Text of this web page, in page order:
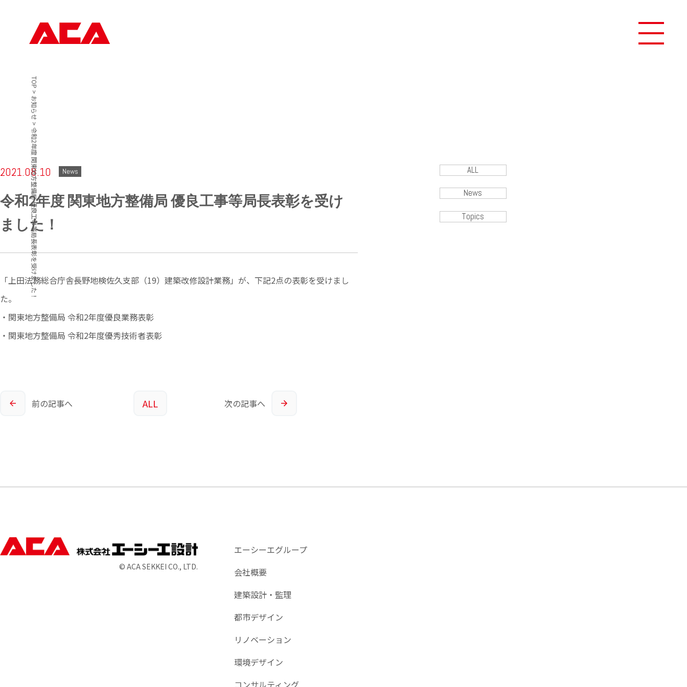
TOP
>
お知らせ
>
令和2年度 関東地方整備局 優良工事等局長表彰を受けました！
2021.08.10 News
令和2年度 関東地方整備局 優良工事等局長表彰を受け
ました！
「上田法務総合庁舎長野地検佐久支部（19）建築改修設計業務」が、下記2点の表彰を受けまし
た。
・関東地方整備局 令和2年度優良業務表彰
・関東地方整備局 令和2年度優秀技術者表彰
前の記事へ ALL 次の記事へ
ALL
News
Topics
© ACA SEKKEI CO., LTD.
エーシーエグループ
会社概要
建築設計・監理
都市デザイン
リノベーション
環境デザイン
コンサルティング